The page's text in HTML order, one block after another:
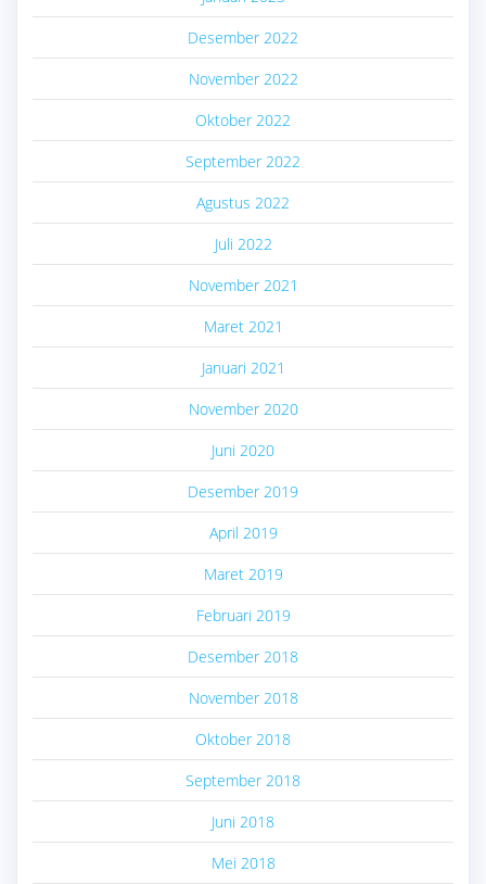
Desember 2022
November 2022
Oktober 2022
September 2022
Agustus 2022
Juli 2022
November 2021
Maret 2021
Januari 2021
November 2020
Juni 2020
Desember 2019
April 2019
Maret 2019
Februari 2019
Desember 2018
November 2018
Oktober 2018
September 2018
Juni 2018
Mei 2018